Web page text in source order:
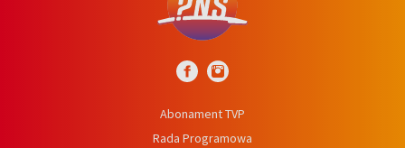
Abonament TVP
Rada Programowa